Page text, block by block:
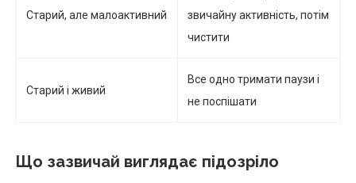
Старий, але малоактивний
звичайну активність, потім
чистити
Старий і живий
Все одно тримати паузи і
не поспішати
Що зазвичай виглядає підозріло